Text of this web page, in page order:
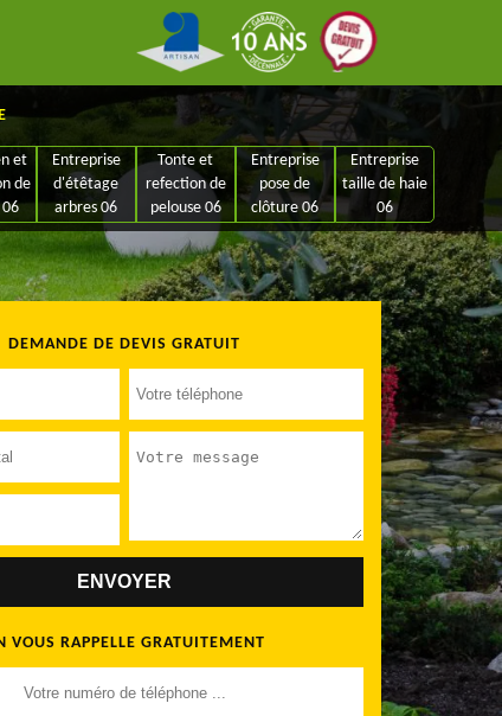
et
de
Entreprise
d'étêtage
arbres 06
Tonte et
refection de
pelouse 06
Entreprise
pose de
clôture 06
Entreprise
taille de haie
06
DEMANDE DE DEVIS GRATUIT
VOUS RAPPELLE GRATUITEMENT